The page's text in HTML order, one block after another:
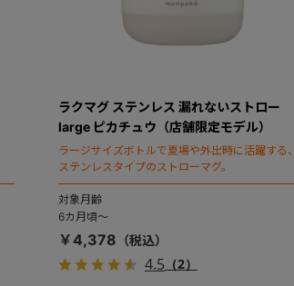
ラクマグ ステンレス 漏れないストロー
large ピカチュウ（店舗限定モデル）
ラージサイズボトルで夏場や外出時に活躍する、
ステンレスタイプのストローマグ。
対象月齢
6カ月頃～
￥4,378
4.5 （2）